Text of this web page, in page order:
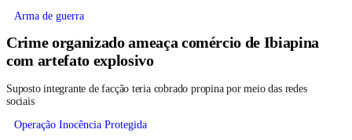
Arma de guerra
Crime organizado ameaça comércio de Ibiapina
com artefato explosivo
Suposto integrante de facção teria cobrado propina por meio das redes
sociais
Operação Inocência Protegida